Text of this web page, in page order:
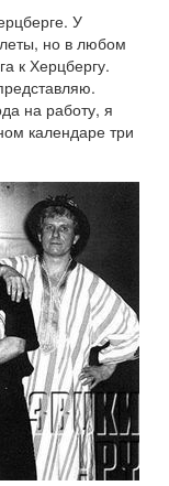
У
но в любом
к Херцбергу.
на работу, я
календаре три